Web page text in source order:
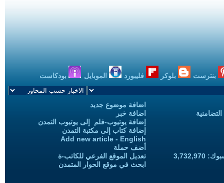
بنترست بلوكر فليبورد الموبايل بودكاست
اضافة موضوع جديد
اضافة خبر
إضافة يوتيوب-فلم إلى يوتيوب التمدن
إضافة كتاب إلى مكتبة التمدن
Add new article - English
أضف حملة
تعديل الموقع الفرعي للكاتب-ة
ابحث في موقع الحوار المتمدن